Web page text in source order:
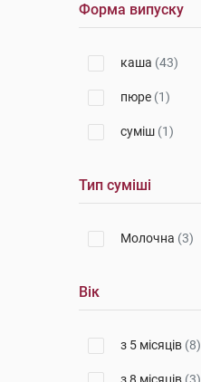
Форма випуску
каша (43)
пюре (1)
суміш (1)
Тип суміші
Молочна (3)
Вік
з 5 місяців (8)